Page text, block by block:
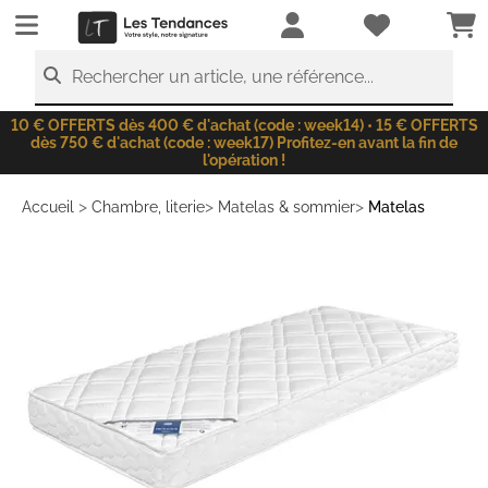
LesTendances.fr
Rechercher un article, une référence...
10 € OFFERTS dès 400 € d'achat (code : week14) • 15 € OFFERTS
dès 750 € d'achat (code : week17) Profitez-en avant la fin de
l'opération !
Accueil > Chambre, literie> Matelas & sommier> Matelas